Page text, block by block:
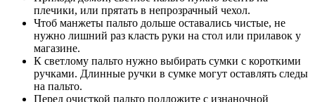
плечики, или прятать в непрозрачный чехол.
Чтоб манжеты пальто дольше оставались чистые, не
нужно лишний раз класть руки на стол или прилавок у
магазине.
К светлому пальто нужно выбирать сумки с короткими
ручками. Длинные ручки в сумке могут оставлять следы
на пальто.
Перед очисткой пальто подложите с изнаночной